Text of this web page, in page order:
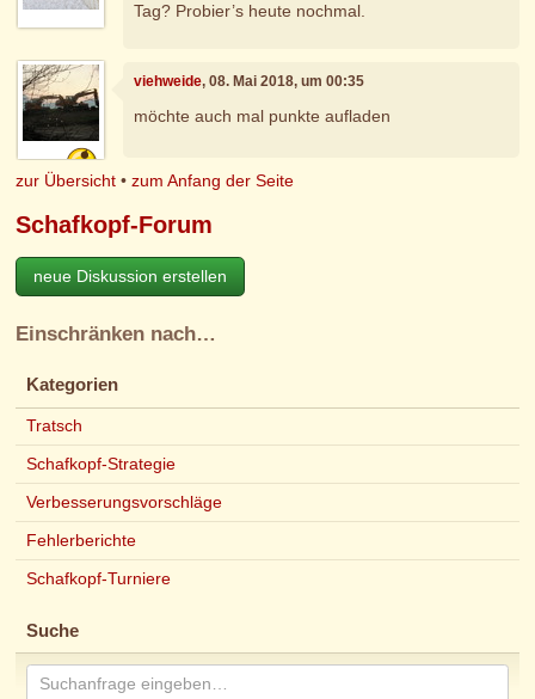
Tag? Probier’s heute nochmal.
viehweide, 08. Mai 2018, um 00:35
möchte auch mal punkte aufladen
zur Übersicht •zum Anfang der Seite
Schafkopf-Forum
neue Diskussion erstellen
Einschränken nach…
Kategorien
Tratsch
Schafkopf-Strategie
Verbesserungsvorschläge
Fehlerberichte
Schafkopf-Turniere
Suche